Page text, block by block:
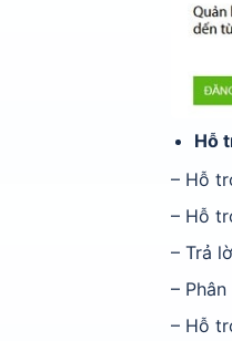
Hỗ
– Hỗ
– Hỗ
– Trả
–
– Hỗ